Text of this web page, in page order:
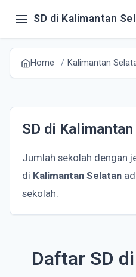
SD di Kalimantan
Home Kalimantan
SD di
Jumlah sekolah dengan
di Kalimantan Selatan
sekolah.
Daftar SD